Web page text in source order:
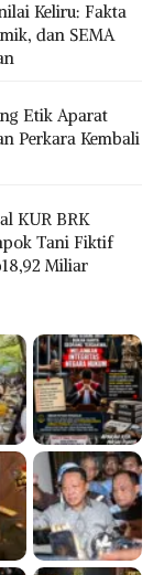
Keliru: Fakta
dan SEMA
Etik Aparat
Perkara Kembali
KUR BRK
Tani Fiktif
Miliar